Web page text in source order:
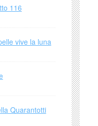
116
vive la luna
Quarantotti